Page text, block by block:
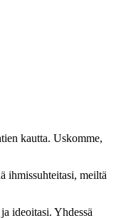
kautta. Uskomme,
ihmissuhteitasi, meiltä
ideoitasi. Yhdessä